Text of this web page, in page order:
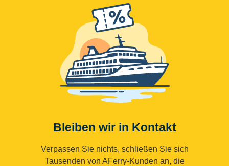
Bleiben wir in Kontakt
Verpassen Sie nichts, schließen Sie sich
Tausenden von AFerry-Kunden an, die